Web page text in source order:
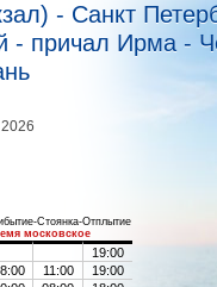
- Санкт
- причал Ирма -
2026
Стоянка-Отплытие
московское
19:00
11:00
19:00